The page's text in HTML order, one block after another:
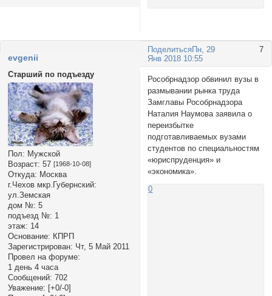
Поделиться 7
Пн, 29
Янв 2018 10:55
evgenii
Старший по подъезду
Пол: Мужской
Возраст: 57 [1968-10-08]
Откуда: Москва
г.Чехов мкр.Губернский:
ул.Земская
дом №: 5
подъезд №: 1
этаж: 14
Основание: КПРП
Зарегистрирован: Чт, 5 Май 2011
Провел на форуме:
1 день 4 часа
Сообщений: 702
Уважение: [+0/-0]
Рособрнадзор обвинил вузы в
размывании рынка труда
Замглавы Рособрнадзора
Наталия Наумова заявила о
переизбытке
подготавливаемых вузами
студентов по специальностям
«юриспруденция» и
«экономика».
0